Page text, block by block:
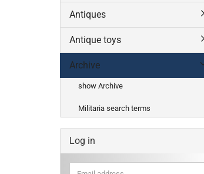
Antiques
Antique toys
Archive
show Archive
Militaria search terms
Log in